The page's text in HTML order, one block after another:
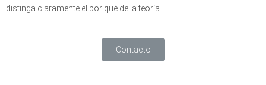
distinga claramente el por qué de la teoría.
Contacto